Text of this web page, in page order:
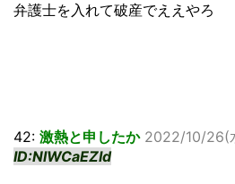
弁護士を入れて破産でええやろ
42: 激熱と申したか 2022/10/26(
ID:NlWCaEZId